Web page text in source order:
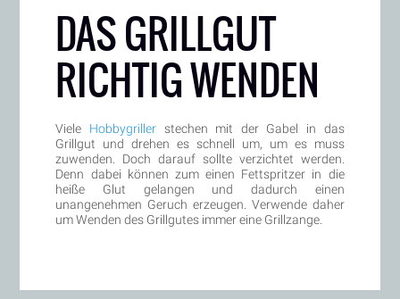
DAS GRILLGUT
RICHTIG WENDEN
Viele Hobbygriller stechen mit der Gabel in das
Grillgut und drehen es schnell um, um es muss
zuwenden. Doch darauf sollte verzichtet werden.
Denn dabei können zum einen Fettspritzer in die
heiße Glut gelangen und dadurch einen
unangenehmen Geruch erzeugen. Verwende daher
um Wenden des Grillgutes immer eine Grillzange.